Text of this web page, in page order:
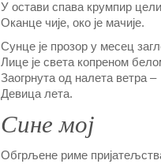
У остави спава крумпир
Оканце чије, око је мачије.
Сунце је прозор у месец
Лице је света копреном
Заогрнута од налета ветра –
Девица лета.
Сине мој
Обгрљене риме